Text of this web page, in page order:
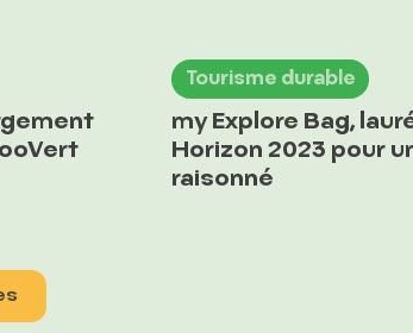
Tourisme durable
my Explore Bag,
Horizon 2023 pour
raisonné